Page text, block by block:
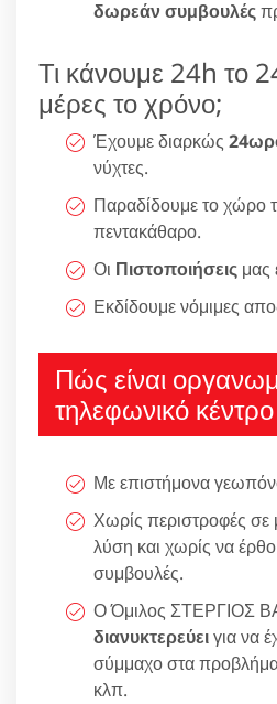
δωρεάν συμβουλές
Τι κάνουμε 24h το
μέρες το χρόνο;
Έχουμε διαρκώς
νύχτες.
Παραδίδουμε το χώρο
πεντακάθαρο.
Οι Πιστοποιήσεις μας
Εκδίδουμε νόμιμες
Πώς είναι
τηλεφωνικό
Με επιστήμονα
Χωρίς περιστροφές σε
λύση και χωρίς να
συμβουλές.
Ο Όμιλος ΣΤΕΡΓΙΟΣ
διανυκτερεύειγια να
σύμμαχο στα
κλπ.